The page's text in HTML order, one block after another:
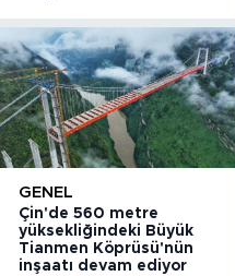
GENEL
Çin'de 560 metre
yüksekliğindeki Büyük
Tianmen Köprüsü'nün
inşaatı devam ediyor